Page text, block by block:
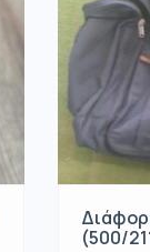
(500/